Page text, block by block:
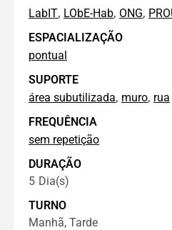
LabIT, LObE-Hab, ONG,
ESPACIALIZAÇÃO
pontual
SUPORTE
área subutilizada, muro, rua
FREQUÊNCIA
sem repetição
DURAÇÃO
5 Dia(s)
TURNO
Manhã, Tarde